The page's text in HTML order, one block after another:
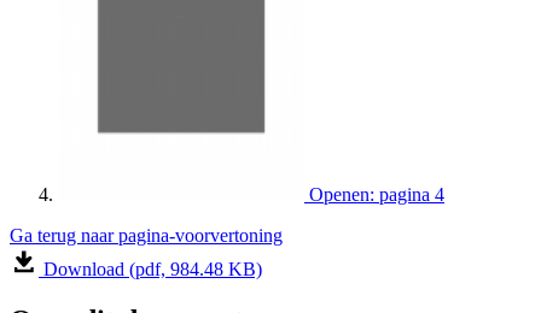
Openen: pagina 4
Ga terug naar pagina-voorvertoning
Download (pdf, 984.48 KB)